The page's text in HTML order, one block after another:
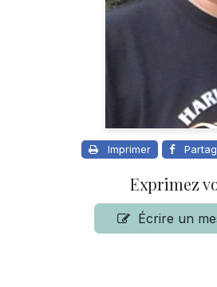
Imprimer
Exprimez
Écrire un